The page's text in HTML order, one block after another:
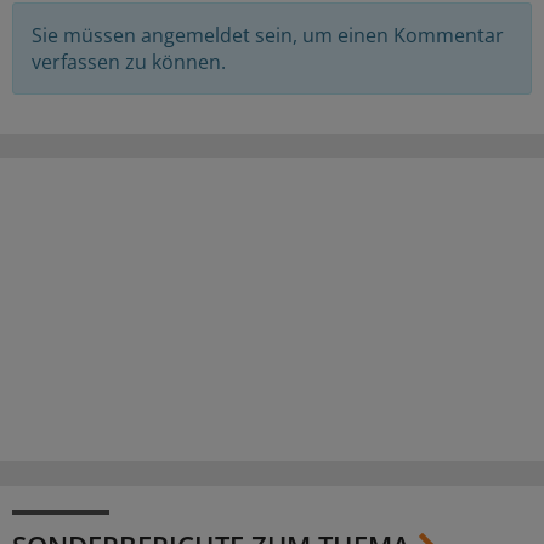
Sie müssen angemeldet sein, um einen Kommentar
verfassen zu können.